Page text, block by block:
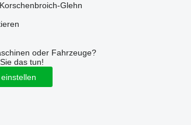
Glehn
oder Fahrzeuge?
das tun!